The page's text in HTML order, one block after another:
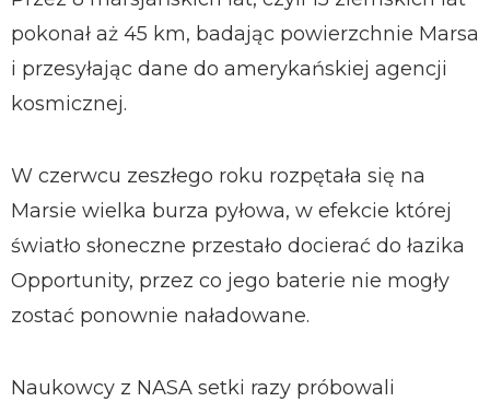
pokonał aż 45 km, badając powierzchnie Marsa
i przesyłając dane do amerykańskiej agencji
kosmicznej.
W czerwcu zeszłego roku rozpętała się na
Marsie wielka burza pyłowa, w efekcie której
światło słoneczne przestało docierać do łazika
Opportunity, przez co jego baterie nie mogły
zostać ponownie naładowane.
Naukowcy z NASA setki razy próbowali